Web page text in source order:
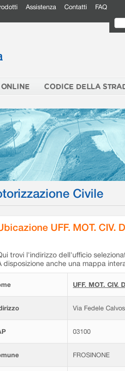
Assistenza Contatti FAQ
CODICE DELLA
Civile
UFF. MOT. CIV.
trovi l'indirizzo dell'ufficio
disposizione anche una mappa
UFF. MOT. CIV.
Via Fedele
03100
FROSINONE